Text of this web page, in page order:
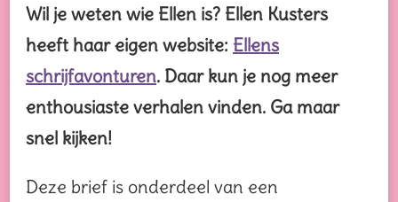
Wil je weten wie Ellen is? Ellen Kusters
heeft haar eigen website: Ellens
schrijfavonturen. Daar kun je nog meer
enthousiaste verhalen vinden. Ga maar
snel kijken!
Deze brief is onderdeel van een